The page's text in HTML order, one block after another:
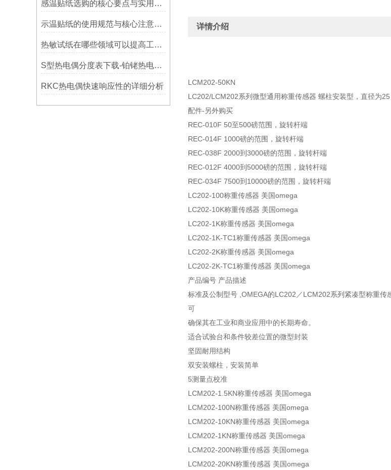
感温贴纸选购的核心要点与实用建议
示温贴纸的使用规范与核心注意事项解读
热敏试纸在哪些领域可以提高工作效率？
S型热电偶分度表下载-铂铑热电偶分度表
RKC热电偶快速响应性的详细分析
详情介绍
LCM202-50KN
LC202/LCM202系列微型通用称重传感器 螺柱安装型，直径为
配件-另外购买
REC-010F 50至500磅范围，旋转杆端
REC-014F 1000磅的范围，旋转杆端
REC-038F 2000到3000磅的范围，旋转杆端
REC-012F 4000到5000磅的范围，旋转杆端
REC-034F 7500到10000磅的范围，旋转杆端
LC202-100称重传感器 美国omega
LC202-10K称重传感器 美国omega
LC202-1K称重传感器 美国omega
LC202-1K-TC1称重传感器 美国omega
LC202-2K称重传感器 美国omega
LC202-2K-TC1称重传感器 美国omega
产品编号 产品描述
标准及公制型号 ,OMEGA的LC202／LCM202系列紧凑型称重
可
确保其在工业和商业应用中的长期寿命。
适合试验台和条件较差位置的微型封装
坚固耐用结构
双安装螺柱，安装简单
5测量点校准
LCM202-1.5KN称重传感器 美国omega
LCM202-100N称重传感器 美国omega
LCM202-10KN称重传感器 美国omega
LCM202-1KN称重传感器 美国omega
LCM202-200N称重传感器 美国omega
LCM202-20KN称重传感器 美国omega